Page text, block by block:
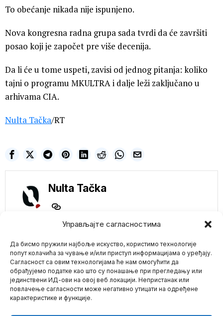
Управљајте сагласностима
Да бисмо пружили најбоље искуство, користимо технологије
попут колачића за чување и/или приступ информацијама о уређају.
Сагласност са овим технологијама ће нам омогућити да
обрађујемо податке као што су понашање при прегледању или
јединствени ИД-ови на овој веб локацији. Непристанак или
повлачење сагласности може негативно утицати на одређене
карактеристике и функције.
To obećanje nikada nije ispunjeno.
Nova kongresna radna grupa sada tvrdi da će završiti
posao koji je započet pre više decenija.
Da li će u tome uspeti, zavisi od jednog pitanja: koliko
tajni o programu MKULTRA i dalje leži zaključano u
arhivama CIA.
Nulta Tačka/RT
Nulta Tačka
Mario zna Youtube
NE PROPUSTITE
Digitalna valuta CBDC
kao ultimativno oruđe
ugnjetavanja
„Ako želite sliku
budućnosti, zamislite
čizmu koja gazi ljudsko